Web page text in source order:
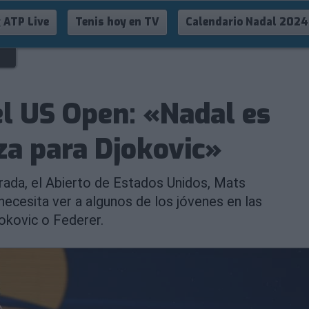
Live Tenis hoy en TV Calendario Nadal 2024
Open: «Nadal es
para Djokovic»
el Abierto de Estados Unidos, Mats
ver a algunos de los jóvenes en las
o Federer.